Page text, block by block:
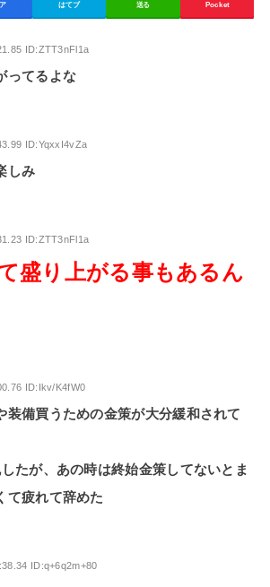
はてブ 送る Pocket
ID:ZTT3nFl1a
ってるよな
ID:YqxxI4vZa
しみ
ID:ZTT3nFl1a
盛り上がる事もあるん
ID:Ikv/K4fW0
装備買うための金策が大分緩和されて
たが、あの時は終始金策してないとま
て疲れて辞めた
ID:q+6q2m+80